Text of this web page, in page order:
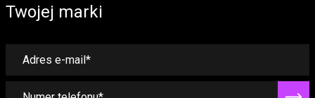
Twojej marki